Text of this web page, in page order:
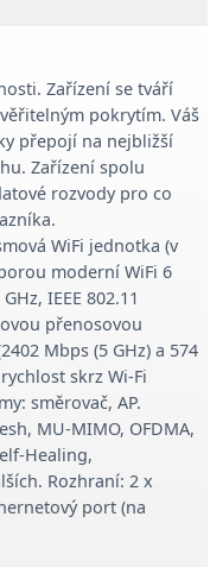
Zařízení se tváří
pokrytím. Váš
přepojí na nejbližší
Zařízení spolu
rozvody pro co
WiFi jednotka (v
moderní WiFi 6
IEEE 802.11
přenosovou
Mbps (5 GHz) a 574
skrz Wi-Fi
směrovač, AP.
MU-MIMO, OFDMA,
Healing,
Rozhraní: 2 x
port (na